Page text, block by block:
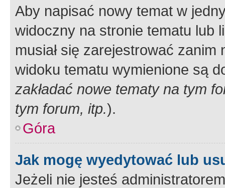
Aby napisać nowy temat w
widoczny na stronie tematu lub
musiał się zarejestrować
widoku tematu wymienione są
zakładać nowe tematy na tym
tym forum, itp.).
Góra
Jak mogę wyedytować lub
Jeżeli nie jesteś